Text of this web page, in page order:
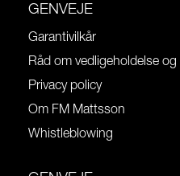
GENVEJE
Garantivilkår
Råd om vedligeholdelse
Privacy policy
Om FM Mattsson
Whistleblowing